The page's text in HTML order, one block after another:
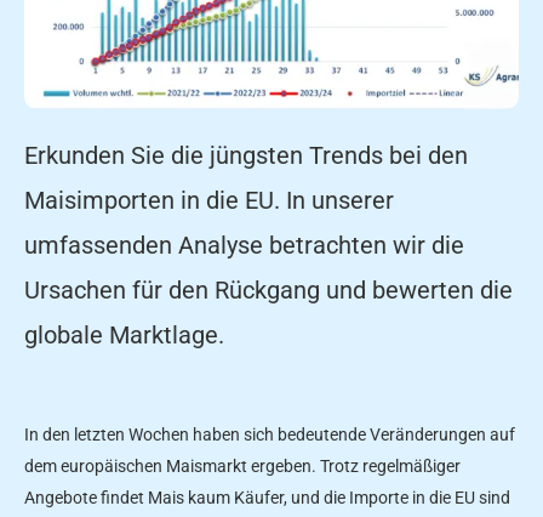
Erkunden Sie die jüngsten Trends bei den
Maisimporten in die EU. In unserer
umfassenden Analyse betrachten wir die
Ursachen für den Rückgang und bewerten die
globale Marktlage.
In den letzten Wochen haben sich bedeutende Veränderungen auf
dem europäischen Maismarkt ergeben. Trotz regelmäßiger
Angebote findet Mais kaum Käufer, und die Importe in die EU sind